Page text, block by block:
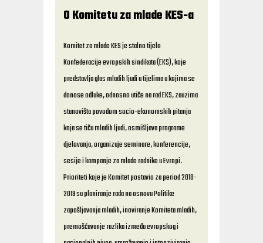
O Komitetu za mlade KES-a
Komitet za mlade KES je stalno tijelo
Konfederacije evropskih sindikata (EKS), koje
predstavlja glas mladih ljudi u tijelima u kojima se
donose odluke, odnosno utiče na rad EKS, zauzima
stanovišta povodom socio-ekonomskih pitanja
koja se tiču mladih ljudi, osmišljava programe
djelovanja, organizuje seminare, konferencije,
sesije i kampanje za mlade radnike u Evropi.
Prioriteti koje je Komitet postavio za period 2018-
2019 su planiranje rada na osnovu Politike
zapošljavanja mladih, inoviranje Komiteta mladih,
premošćavanje razlika između evropskog i